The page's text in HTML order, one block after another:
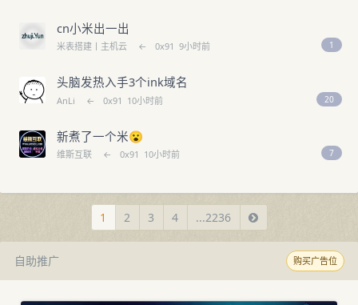
cn小米出一出
米表搭建丨主机云 ← 0x91 9小时前 1
头脑发热入手3个ink域名
AnLi ← 0x91 10小时前 20
新煮了一个米😮
维斯互联 ← 0x91 10小时前 7
1 2 3 4 ...2236
自助推广 购买广告位